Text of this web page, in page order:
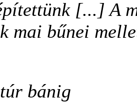
[...] A
mai bűnei
bánig